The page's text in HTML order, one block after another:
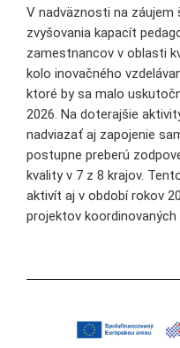
V nadväznosti na
zvyšovania kapacít
zamestnancov v oblasti
kolo inovačného
ktoré by sa malo
2026. Na doterajšie
nadviazať aj zapojenie
postupne preberú
kvality v 7 z 8 krajov.
aktivít aj v období rokov
projektov koordinovaných